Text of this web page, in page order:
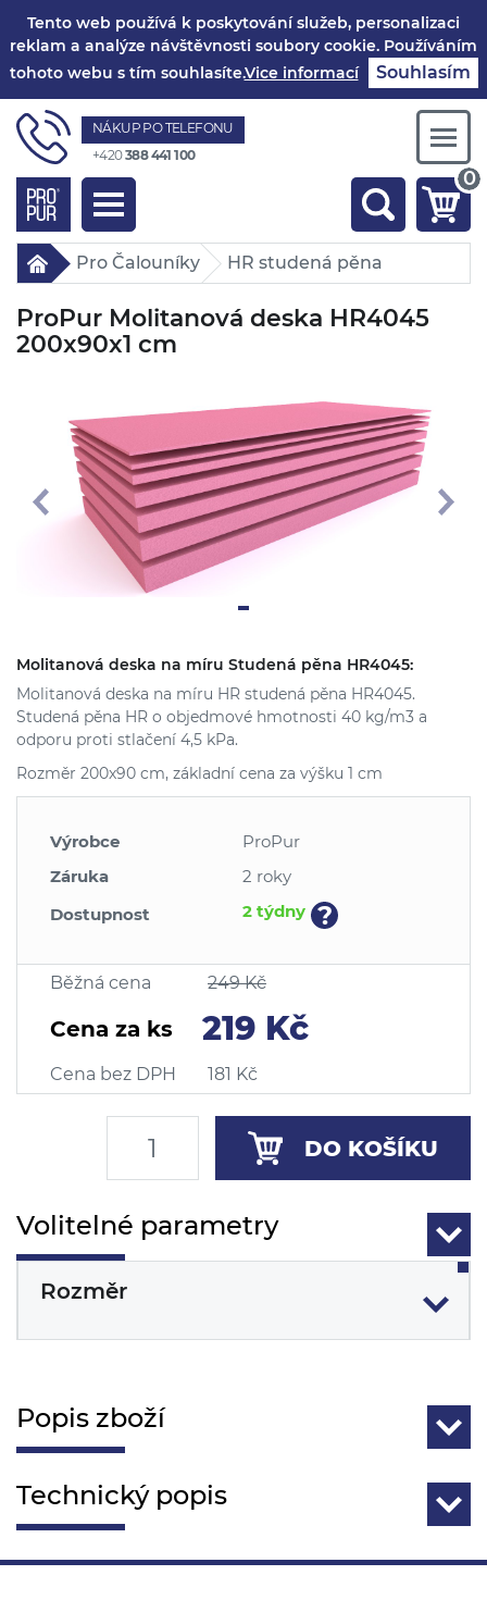
Tento web používá k poskytování služeb, personalizaci
reklam a analýze návštěvnosti soubory cookie. Používáním
tohoto webu s tím souhlasíte.Vice informací Souhlasím
NÁKUP PO TELEFONU
+420388 441 100
Toggle
navigation
0
Pro Čalouníky HR studená pěna
ProPur Molitanová deska HR4045
200x90x1 cm
Molitanová deska na míru Studená pěna HR4045:
Molitanová deska na míru HR studená pěna HR4045.
Studená pěna HR o objedmové hmotnosti 40 kg/m3 a
odporu proti stlačení 4,5 kPa.
Rozměr 200x90 cm, základní cena za výšku 1 cm
Výrobce
ProPur
Záruka
2 roky
Dostupnost
2 týdny ?
Běžná cena 249 Kč
Cena za ks 219 Kč
Cena bez DPH 181 Kč
DO KOŠÍKU
Volitelné parametry
Rozměr
Popis zboží
Technický popis